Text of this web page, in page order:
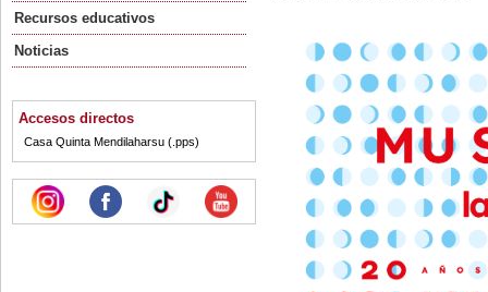
Recursos educativos
Noticias
Accesos directos
Casa Quinta Mendilaharsu (.pps)